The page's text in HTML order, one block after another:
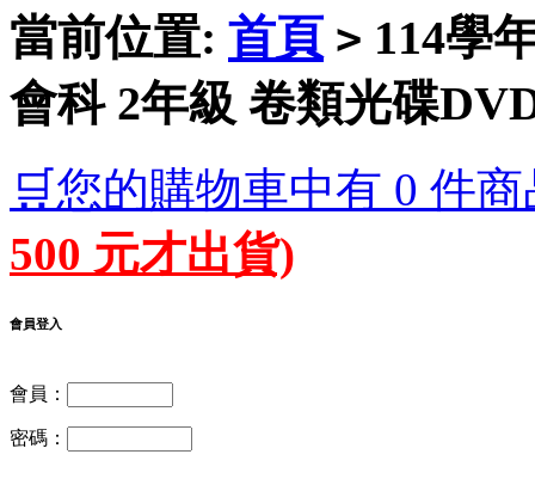
當前位置: 首頁 > 114學
會科 2年級 卷類光碟
🛒您的購物車中有 0 件
500 元才出貨)
會員登入
會員：
密碼：